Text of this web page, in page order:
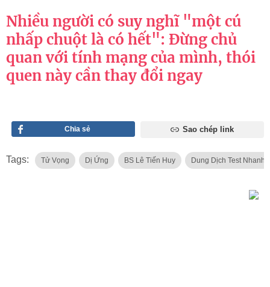
Nhiều người có suy nghĩ "một cú
nhấp chuột là có hết": Đừng chủ
quan với tính mạng của mình, thói
quen này cần thay đổi ngay
Chia sẻ Sao chép link
Tags: Tử Vọng Dị Ứng BS Lê Tiến Huy Dung Dịch Test Nhanh